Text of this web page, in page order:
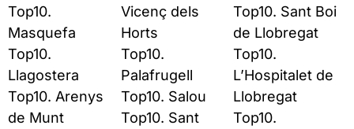
Top10.
Masquefa
Top10.
Llagostera
Top10. Arenys
de Munt
Vicenç dels
Horts
Top10.
Palafrugell
Top10. Salou
Top10. Sant
Top10. Sant Boi
de Llobregat
Top10.
L’Hospitalet de
Llobregat
Top10.